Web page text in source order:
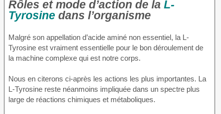
Rôles et mode d’action de la L-
Tyrosine dans l’organisme
Malgré son appellation d’acide aminé non essentiel, la L-
Tyrosine est vraiment essentielle pour le bon déroulement de
la machine complexe qui est notre corps.
Nous en citerons ci-après les actions les plus importantes. La
L-Tyrosine reste néanmoins impliquée dans un spectre plus
large de réactions chimiques et métaboliques.